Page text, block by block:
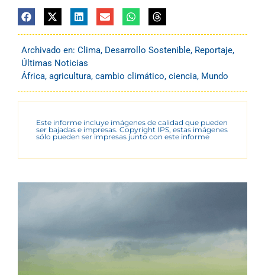
Archivado en: Clima, Desarrollo Sostenible, Reportaje,
Últimas Noticias
África, agricultura, cambio climático, ciencia, Mundo
Este informe incluye imágenes de calidad que pueden
ser bajadas e impresas. Copyright IPS, estas imágenes
sólo pueden ser impresas junto con este informe